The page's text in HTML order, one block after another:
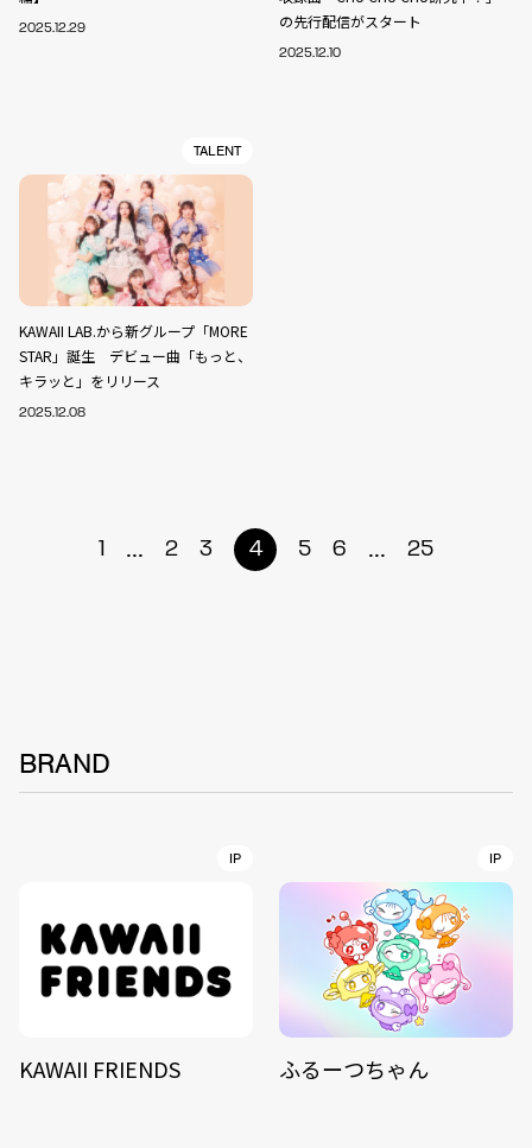
2025.12.29
の先行配信がスタート
2025.12.10
TALENT
KAWAII LAB.から新グループ「MORE
STAR」誕生 デビュー曲「もっと、
キラッと」をリリース
2025.12.08
1 ... 2 3 4 5 6 ... 25
BRAND
IP
KAWAII FRIENDS
IP
ふるーつちゃん